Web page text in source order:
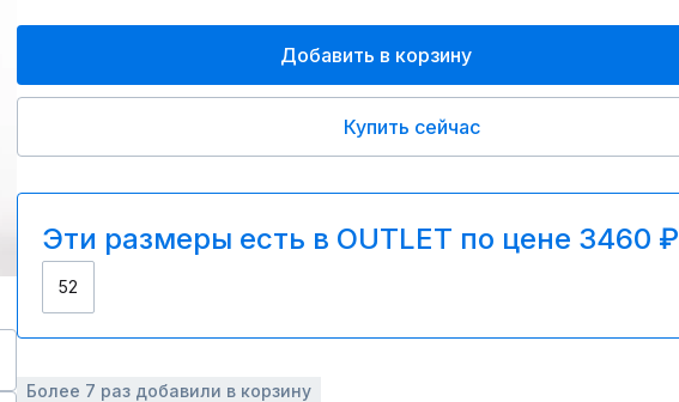
Добавить в корзину
Купить сейчас
Эти размеры есть в OUTLET по цене 3460 ₽
52
Более 7 раз добавили в корзину